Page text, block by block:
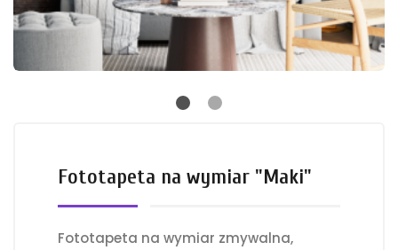
Fototapeta na wymiar "Maki"
Fototapeta na wymiar zmywalna,